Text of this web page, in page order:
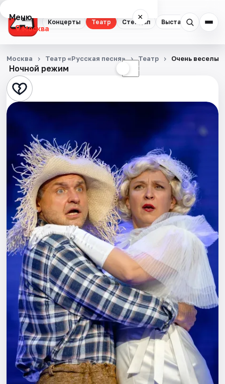
Концерты Театр Стендап Выставки
Меню ×
Москва
Концерты
Театр
Стендап
Квесты
Экскурсии
Спорт
События
Города
Площадки
Артисты
Рейтинги
Ночной режим ☾
Москва Театр «Русская песня» Театр Очень веселые